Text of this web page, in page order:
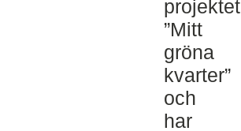
projektet
”Mitt
gröna
kvarter”
och
har